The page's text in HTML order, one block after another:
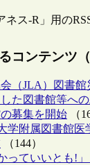
ネス-R」用の
コンテンツ（
（JLA）図書
た図書館等へ
募集を開始 （
学附属図書館
（144）
っていいとも!